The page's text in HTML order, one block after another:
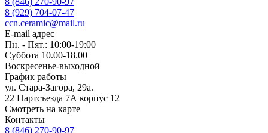
8 (929) 704-07-47
ccn.ceramic@mail.ru
E-mail адрес
Пн. - Пят.: 10:00-19:00
Суббота 10.00-18.00
Воскресенье-выходной
График работы
ул. Стара-Загора, 29а.
22 Партсъезда 7А корпус 12
Смотреть на карте
Контакты
8 (846) 270-90-97